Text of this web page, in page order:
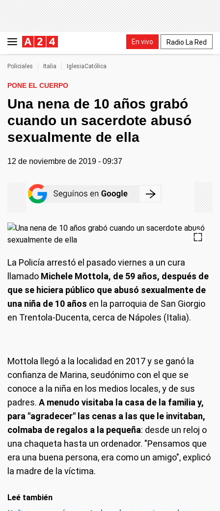
En vivo Radio La Red
Policiales Italia IglesiaCatólica
PONE EL CUERPO
Una nena de 10 años grabó
cuando un sacerdote abusó
sexualmente de ella
12 de noviembre de 2019 - 09:37
La Policía arrestó el pasado viernes a un cura
llamado Michele Mottola, de 59 años, después de
que se hiciera público que abusó sexualmente de
una niña de 10 años en la parroquia de San Giorgio
en Trentola-Ducenta, cerca de Nápoles (Italia).
Mottola llegó a la localidad en 2017 y se ganó la
confianza de Marina, seudónimo con el que se
conoce a la niña en los medios locales, y de sus
padres. A menudo visitaba la casa de la familia y,
para "agradecer" las cenas a las que le invitaban,
colmaba de regalos a la pequeña: desde un reloj o
una chaqueta hasta un ordenador. "Pensamos que
era una buena persona, era como un amigo", explicó
la madre de la víctima.
Leé también